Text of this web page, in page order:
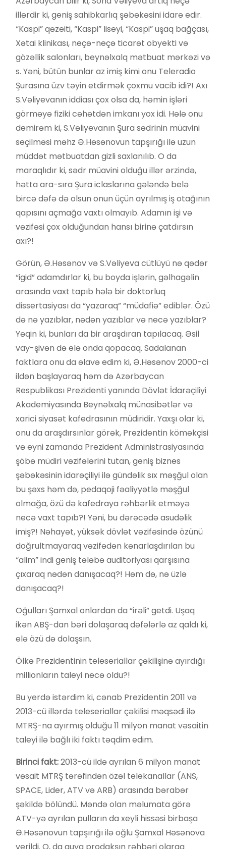
illərdir ki, geniş sahibkarlıq şəbəkəsini idarə edir.
“Kaspi” qəzeiti, “Kaspi” liseyi, “Kaspi” uşaq bağçası,
Xətai klinikası, neçə-neçə ticarət obyekti və
gözəllik salonları, beynəlxalq mətbuat mərkəzi və
s. Yəni, bütün bunlar az imiş kimi onu Teleradio
Şurasına üzv təyin etdirmək çoxmu vacib idi?! Axı
S.Vəliyevanın iddiası çox olsa da, həmin işləri
görməyə fiziki cəhətdən imkanı yox idi. Hələ onu
demirəm ki, S.Vəliyevanın Şura sədrinin müavini
seçilməsi məhz Ə.Həsənovun tapşırığı ilə uzun
müddət mətbuatdan gizli saxlanılıb. O da
maraqlıdır ki, sədr müavini olduğu illər ərzində,
hətta ara-sıra Şura iclaslarına gələndə belə
bircə dəfə də olsun onun üçün ayrılmış iş otağının
qapısını açmağa vaxtı olmayıb. Adamın işi və
vəzifəsi çox olduğundan hansı birinə çatdırsın
axı?!
Görün, Ə.Həsənov və S.Vəliyeva cütlüyü nə qədər
“igid” adamdırlar ki, bu boyda işlərin, gəlhagəlin
arasında vaxt tapıb hələ bir doktorluq
dissertasiyası da “yazaraq” “müdafiə” ediblər. Özü
də nə yazıblar, nədən yazıblar və necə yazıblar?
Yəqin ki, bunları da bir araşdıran tapılacaq. Əsil
vay-şivən də elə onda qopacaq. Sadalanan
faktlara onu da əlavə edim ki, Ə.Həsənov 2000-ci
ildən başlayaraq həm də Azərbaycan
Respublikası Prezidenti yanında Dövlət İdarəçiliyi
Akademiyasında Beynəlxalq münasibətlər və
xarici siyasət kafedrasının müdiridir. Yaxşı olar ki,
onu da araşdırsınlar görək, Prezidentin köməkçisi
və eyni zamanda Prezident Administrasiyasında
şöbə müdiri vəzifələrini tutan, geniş biznes
şəbəkəsinin idarəçiliyi ilə gündəlik sıx məşğul olan
bu şəxs həm də, pedaqoji fəaliyyətlə məşğul
olmağa, özü də kafedraya rəhbərlik etməyə
necə vaxt tapıb?! Yəni, bu dərəcədə asudəlik
imiş?! Nəhayət, yüksək dövlət vəzifəsində özünü
doğrultmayaraq vəzifədən kənarlaşdırılan bu
“alim” indi geniş tələbə auditoriyası qarşısına
çıxaraq nədən danışacaq?! Həm də, nə üzlə
danışacaq?!
Oğulları Şamxal onlardan da “irəli” getdi. Uşaq
ikən ABŞ-dan bəri dolaşaraq dəfələrlə az qaldı ki,
elə özü də dolaşsın.
Ölkə Prezidentinin teleseriallar çəkilişinə ayırdığı
millionların taleyi necə oldu?!
Bu yerdə istərdim ki, cənab Prezidentin 2011 və
2013-cü illərdə teleseriallar çəkilisi məqsədi ilə
MTRŞ-na ayırmış olduğu 11 milyon manat vəsaitin
taleyi ilə bağlı iki faktı təqdim edim.
Birinci fakt:2013-cü ildə ayrılan 6 milyon manat
vəsait MTRŞ tərəfindən özəl telekanallar (ANS,
SPACE, Lider, ATV və ARB) arasında bərabər
şəkildə bölündü. Məndə olan məlumata görə
ATV-yə ayrılan pulların da xeyli hissəsi birbaşa
Ə.Həsənovun tapşırığı ilə oğlu Şamxal Həsənova
verildi. O, da guya prodakşın rəhbəri olaraq